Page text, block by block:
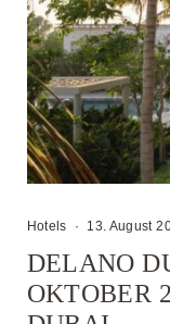
Hotels · 13. August
DELANO
OKTOBER